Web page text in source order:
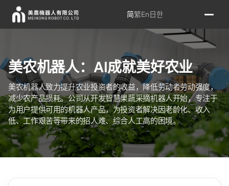
简繁En日한
美农机器人：AI成就美好农业
美农机器人致力提升农业投资者的收益，降低劳动者劳动强度，
减少农产品损耗。公司从开发智慧果蔬采摘机器人开始，专注于
为用户提供可用的机器人产品，为投资者解决因老龄化、收入
低、工作艰苦等带来的招人难、综合人工高的困境。